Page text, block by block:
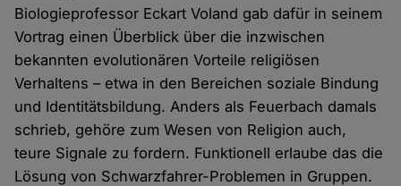
Biologieprofessor Eckart Voland gab dafür in seinem
Vortrag einen Überblick über die inzwischen
bekannten evolutionären Vorteile religiösen
Verhaltens – etwa in den Bereichen soziale Bindung
und Identitätsbildung. Anders als Feuerbach damals
schrieb, gehöre zum Wesen von Religion auch,
teure Signale zu fordern. Funktionell erlaube das die
Lösung von Schwarzfahrer-Problemen in Gruppen.